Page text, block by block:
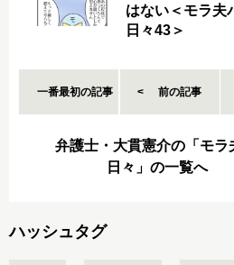
はない＜モラ夫
日々43＞
一番最初の記事 前の記事
弁護士・大貫憲介の「モラ
日々」の一覧へ
ハッシュタグ